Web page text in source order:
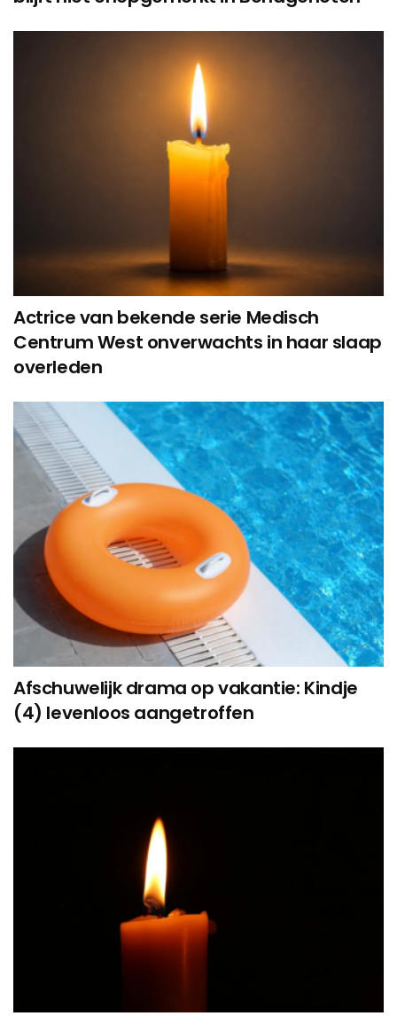
Actrice van bekende serie Medisch
Centrum West onverwachts in haar slaap
overleden
Afschuwelijk drama op vakantie: Kindje
(4) levenloos aangetroffen